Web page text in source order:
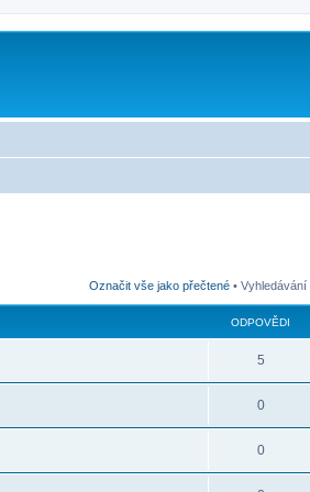
Označit vše jako přečtené •
ODPOVĚDI
5
0
0